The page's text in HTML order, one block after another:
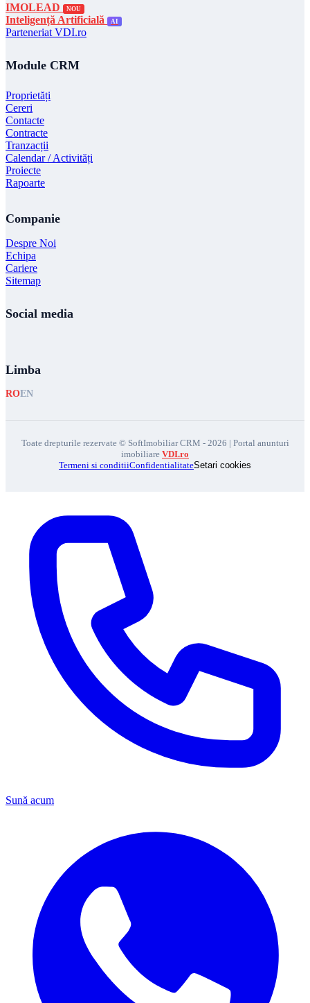
IMOLEAD NOU
Inteligență Artificială AI
Parteneriat VDI.ro
Module CRM
Proprietăți
Cereri
Contacte
Contracte
Tranzacții
Calendar / Activități
Proiecte
Rapoarte
Companie
Despre Noi
Echipa
Cariere
Sitemap
Social media
Limba
ROEN
Toate drepturile rezervate © SoftImobiliar CRM - 2026 | Portal anunturi
imobiliare VDI.ro
Termeni si conditiiConfidentialitateSetari cookies
Sună acum